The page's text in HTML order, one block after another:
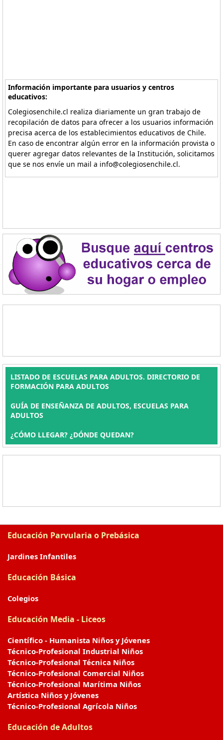
Información importante para usuarios y centros
educativos:
Colegiosenchile.cl realiza diariamente un gran trabajo de
recopilación de datos para ofrecer a los usuarios información
precisa acerca de los establecimientos educativos de Chile.
En caso de encontrar algún error en la información provista o
querer agregar datos relevantes de la Institución, solicitamos
que se nos envíe un mail a info@colegiosenchile.cl.
LISTADO DE ESCUELAS PARA ADULTOS. DIRECTORIO DE
FORMACIÓN PARA ADULTOS
GUÍA DE ENSEÑANZA DE ADULTOS, ESCUELAS PARA
ADULTOS
¿CÓMO LLEGAR? ¿DÓNDE QUEDAN?
Educación Parvularia o Prebásica
Jardines Infantiles
Educación Básica
Colegios
Educación Media - Liceos
Científico - Humanista Niños y Jóvenes
Técnico-Profesional Industrial Niños
Técnico-Profesional Técnica Niños
Técnico-Profesional Comercial Niños
Técnico-Profesional Marítima Niños
Artística Niños y Jóvenes
Técnico-Profesional Agrícola Niños
Educación de Adultos